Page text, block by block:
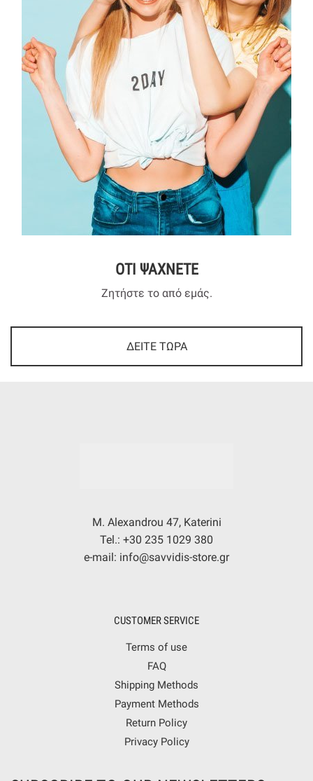
ΟΤΙ ΨΑΧΝΕΤΕ
Ζητήστε το από εμάς.
ΔΕΙΤΕ ΤΩΡΑ
M. Alexandrou 47, Katerini
Tel.: +30 235 1029 380
e-mail: info@savvidis-store.gr
CUSTOMER SERVICE
Terms of use
FAQ
Shipping Methods
Payment Methods
Return Policy
Privacy Policy